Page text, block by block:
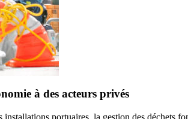
à des acteurs privés
portuaires, la gestion des déchets